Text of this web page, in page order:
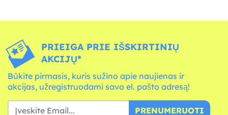
PRIEIGA PRIE IŠSKIRTINIŲ
AKCIJŲ*
Būkite pirmasis, kuris sužino apie naujienas ir
akcijas, užregistruodami savo el. pašto adresą!
PRENUMERUOTI